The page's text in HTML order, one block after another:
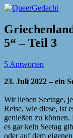
5“ – Teil 3
5 Antworten
23. Juli 2022 – ein
Wir lieben Seetage,
Reise, wie diese, ist
genießen zu können.
es gar kein Seetag
oder auf dem